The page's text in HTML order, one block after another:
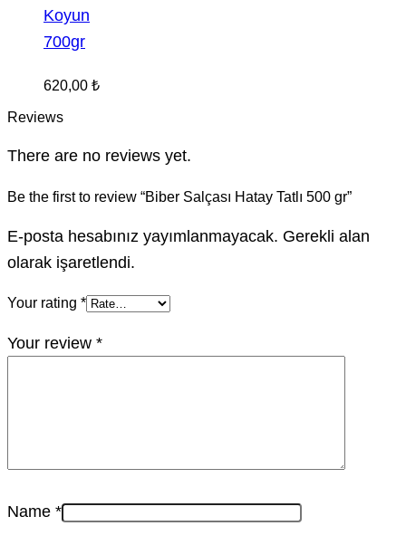
Koyun
700gr
620,00 ₺
Reviews
There are no reviews yet.
Be the first to review “Biber Salçası Hatay Tatlı 500 gr”
E-posta hesabınız yayımlanmayacak. Gerekli alan
olarak işaretlendi.
Your rating *
Your review *
Name *